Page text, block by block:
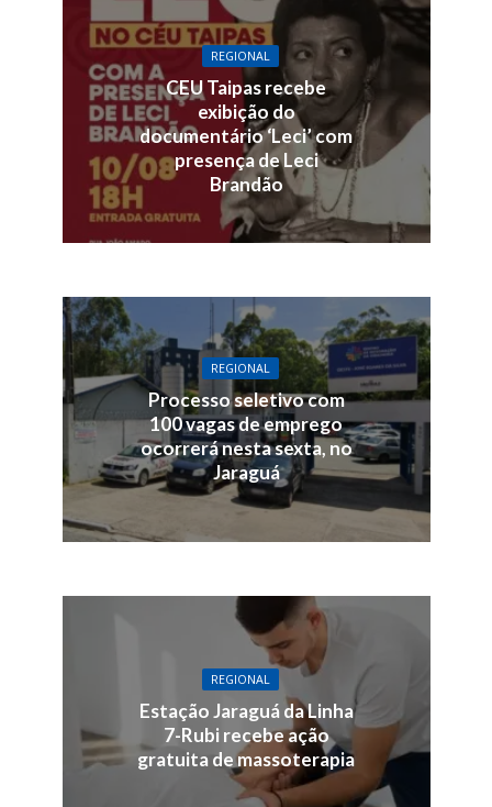
REGIONAL
CEU Taipas recebe
exibição do
documentário ‘Leci’ com
presença de Leci
Brandão
REGIONAL
Processo seletivo com
100 vagas de emprego
ocorrerá nesta sexta, no
Jaraguá
REGIONAL
Estação Jaraguá da Linha
7-Rubi recebe ação
gratuita de massoterapia